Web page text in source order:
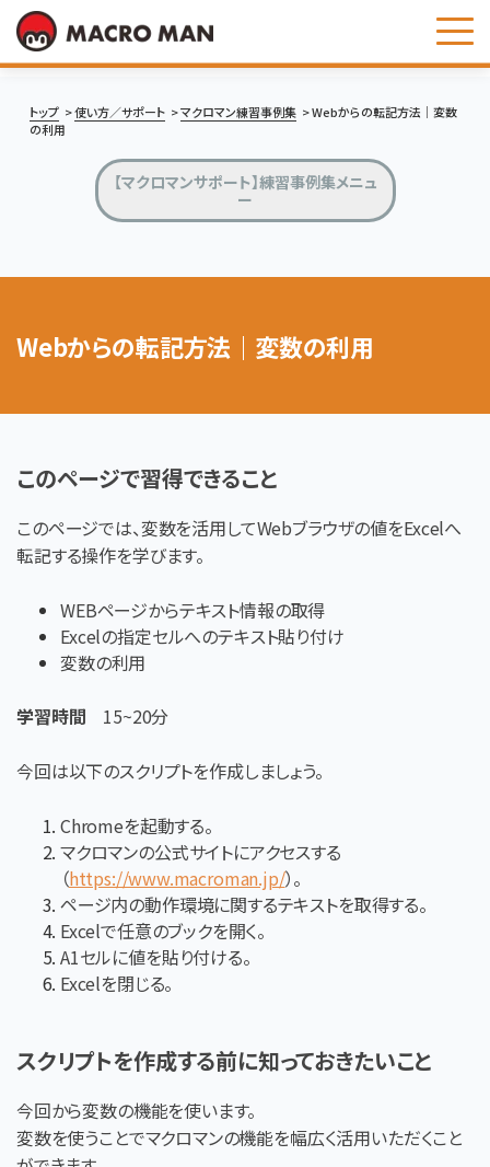
トップ 使い方／サポート マクロマン練習事例集
Webからの転記方法｜変数
の利用
【マクロマンサポート】練習事例集メニュ
ー
Webからの転記方法｜変数の利用
このページで習得できること
このページでは、変数を活用してWebブラウザの値をExcelへ
転記する操作を学びます。
WEBページからテキスト情報の取得
Excelの指定セルへのテキスト貼り付け
変数の利用
学習時間 15~20分
今回は以下のスクリプトを作成しましょう。
Chromeを起動する。
マクロマンの公式サイトにアクセスする
（https://www.macroman.jp/）。
ページ内の動作環境に関するテキストを取得する。
Excelで任意のブックを開く。
A1セルに値を貼り付ける。
Excelを閉じる。
スクリプトを作成する前に知っておきたいこと
今回から変数の機能を使います。
変数を使うことでマクロマンの機能を幅広く活用いただくこと